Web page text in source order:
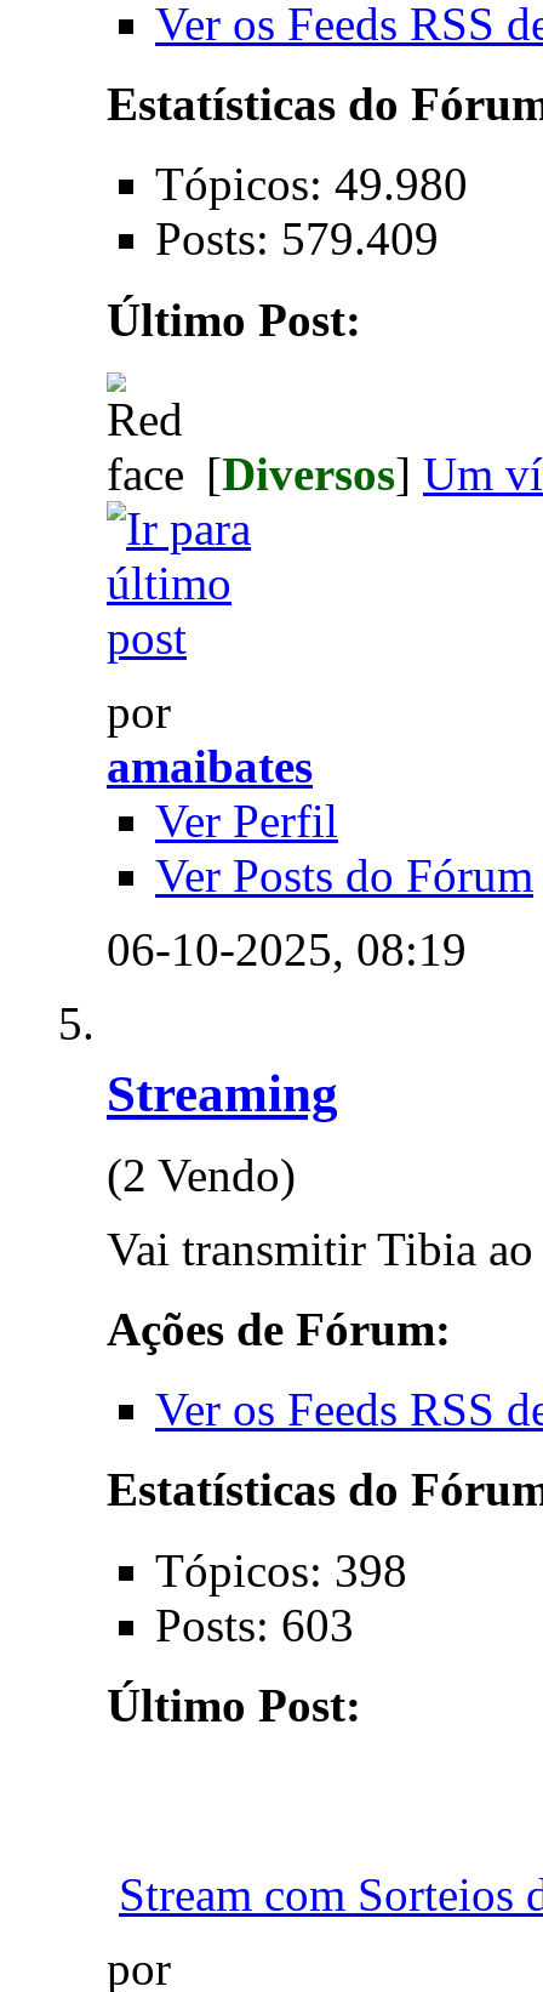
Ver os Feeds RSS
Estatísticas do
Tópicos: 49.980
Posts: 579.409
Último Post:
[Diversos] Um
por
amaibates
Ver Perfil
Ver Posts do Fórum
06-10-2025, 08:19
Streaming
(2 Vendo)
Vai transmitir Tibia
Ações de Fórum:
Ver os Feeds RSS
Estatísticas do
Tópicos: 398
Posts: 603
Último Post:
Stream com Sorteios
por